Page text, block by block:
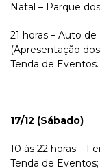
Natal – Parque
21 horas – Auto
(Apresentação
Tenda de Eventos.
17/12 (Sábado)
10 às 22 horas –
Tenda de Eventos;